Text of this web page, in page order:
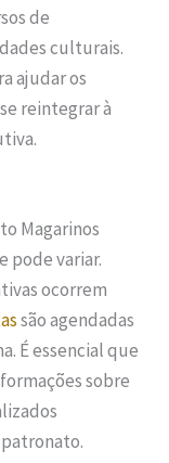
de
culturais.
ajudar os
reintegrar à
Magarinos
pode variar.
ocorrem
são agendadas
É essencial que
sobre